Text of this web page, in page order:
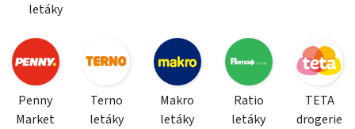
letáky
Penny
Market
Terno
letáky
Makro
letáky
Ratio
letáky
TETA
drogerie